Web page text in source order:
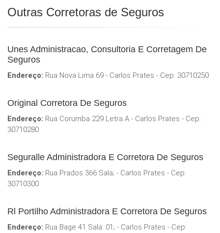
Outras Corretoras de Seguros
Unes Administracao, Consultoria E Corretagem De
Seguros
Endereço: Rua Nova Lima 69 - Carlos Prates - Cep: 30710250
Original Corretora De Seguros
Endereço: Rua Corumba 229 Letra A - Carlos Prates - Cep:
30710280
Seguralle Administradora E Corretora De Seguros
Endereço: Rua Prados 366 Sala; - Carlos Prates - Cep:
30710300
Rl Portilho Administradora E Corretora De Seguros
Endereço: Rua Bage 41 Sala: 01; - Carlos Prates - Cep: